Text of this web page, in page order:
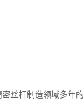
丝杆制造领域多年